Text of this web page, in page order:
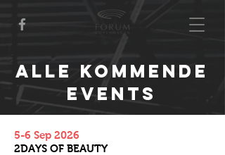
Alle kommende
events
5-6 Sep 2026
2DAYS OF BEAUTY